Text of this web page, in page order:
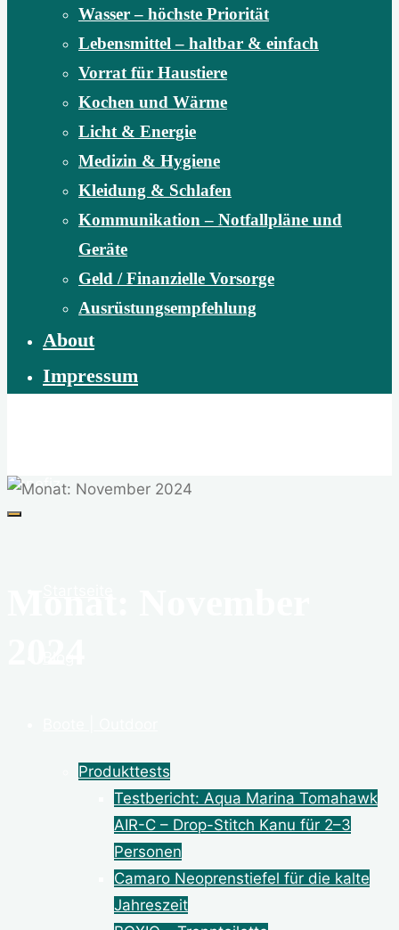
Wasser – höchste Priorität
Lebensmittel – haltbar & einfach
Vorrat für Haustiere
Kochen und Wärme
Licht & Energie
Medizin & Hygiene
Kleidung & Schlafen
Kommunikation – Notfallpläne und
Geräte
Geld / Finanzielle Vorsorge
Ausrüstungsempfehlung
About
Impressum
Benefiz
Produkttests
Testbericht: Aqua Marina Tomahawk
AIR-C – Drop-Stitch Kanu für 2–3
Personen
Camaro Neoprenstiefel für die kalte
Jahreszeit